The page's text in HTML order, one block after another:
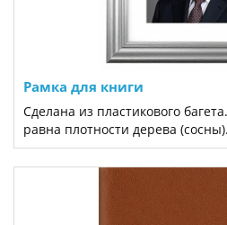
Рамка для книги
Сделана из пластикового
равна плотности дерева